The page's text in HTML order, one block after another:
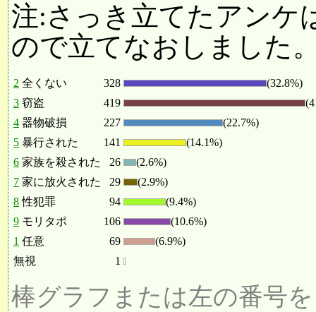
注:さっき立てたアンケ
ので立てなおしました
2 全くない 328
(32.8%)
3 窃盗 419
4 器物破損 227
(22.7%)
5 暴行された 141
(14.1%)
6 家族を殺された 26
(2.6%)
7 家に放火された 29
(2.9%)
8 性犯罪 94
(9.4%)
9 モリタポ 106
(10.6%)
1 任意 69
(6.9%)
無視
1
棒グラフまたは左の番号